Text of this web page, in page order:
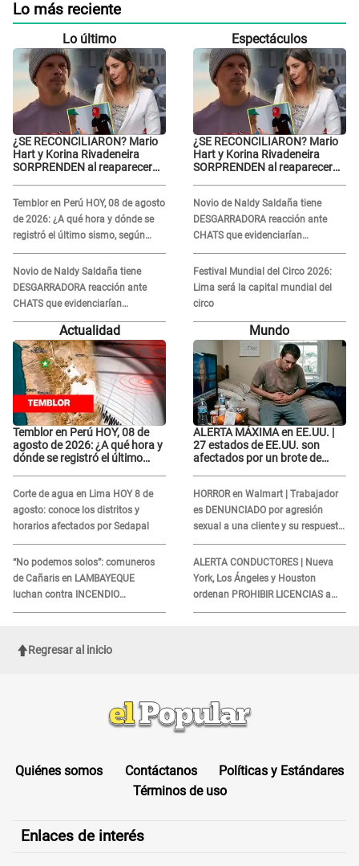
Lo más reciente
Lo último
¿SE RECONCILIARON? Mario
Hart y Korina Rivadeneira
SORPRENDEN al reaparecer
Temblor en Perú HOY, 08 de agosto
de 2026: ¿A qué hora y dónde se
registró el último sismo, según
IGP?
Novio de Naldy Saldaña tiene
DESGARRADORA reacción ante
CHATS que evidenciarían
INFIDELIDAD con animador de 'La
Bella Luz': "Se puso..."
Espectáculos
¿SE RECONCILIARON? Mario
Hart y Korina Rivadeneira
SORPRENDEN al reaparecer
Novio de Naldy Saldaña tiene
DESGARRADORA reacción ante
CHATS que evidenciarían
INFIDELIDAD con animador de 'La
Bella Luz': "Se puso..."
Festival Mundial del Circo 2026:
Lima será la capital mundial del
circo
Actualidad
Temblor en Perú HOY, 08 de
agosto de 2026: ¿A qué hora y
dónde se registró el último
Corte de agua en Lima HOY 8 de
agosto: conoce los distritos y
horarios afectados por Sedapal
“No podemos solos”: comuneros
de Cañaris en LAMBAYEQUE
luchan contra INCENDIO
FORESTAL que sigue avanzando
Mundo
ALERTA MÁXIMA en EE.UU. |
27 estados de EE.UU. son
afectados por un brote de
HORROR en Walmart | Trabajador
es DENUNCIADO por agresión
sexual a una cliente y su respuesta
INDIGNÓ A TODOS
ALERTA CONDUCTORES | Nueva
York, Los Ángeles y Houston
ordenan PROHIBIR LICENCIAS a
quienes no presenten ESTE
Regresar al inicio
Quiénes somos Contáctanos
Políticas y Estándares
Términos de uso
Enlaces de interés